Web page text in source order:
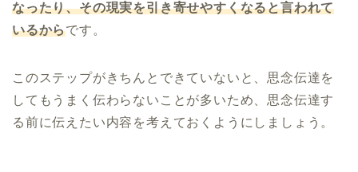
なったり、その現実を引き寄せやすくなると言われて
いるからです。
このステップがきちんとできていないと、思念伝達を
してもうまく伝わらないことが多いため、思念伝達す
る前に伝えたい内容を考えておくようにしましょう。